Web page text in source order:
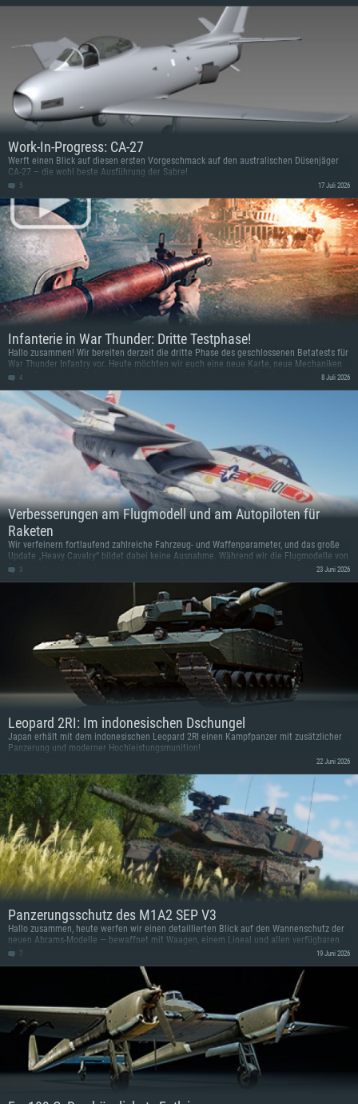
SYSTEMANFORDERUNGEN
Für PC
Für MAC
Für Linux
Work-In-Progress: CA-27
Werft einen Blick auf diesen ersten Vorgeschmack auf den australischen Düsenjäger
CA-27 – die wohl beste Ausführung der Sabre!
5 17 Juli 2026
Infanterie in War Thunder: Dritte Testphase!
Hallo zusammen! Wir bereiten derzeit die dritte Phase des geschlossenen Betatests für
War Thunder Infantry vor. Heute möchten wir euch eine neue Karte, neue Mechaniken
für groß angelegte Gefechte, Änderungen auf Grundlage eures Feedbacks sowie
4 8 Juli 2026
Verbesserungen am Flugmodell und am Autopiloten für
Raketen
Wir verfeinern fortlaufend zahlreiche Fahrzeug- und Waffenparameter, und das große
Update „Heavy Cavalry“ bildet dabei keine Ausnahme. Während wir die Flugmodelle von
Raketen angepasst haben, um sie besser an ihre realen Vorbilder anzugleichen, haben
3 23 Juni 2026
Leopard 2RI: Im indonesischen Dschungel
Japan erhält mit dem indonesischen Leopard 2RI einen Kampfpanzer mit zusätzlicher
Panzerung und moderner Hochleistungsmunition!
22 Juni 2026
Panzerungsschutz des M1A2 SEP V3
Hallo zusammen, heute werfen wir einen detaillierten Blick auf den Wannenschutz der
neuen Abrams-Modelle — bewaffnet mit Waagen, einem Lineal und allen verfügbaren
Daten, die uns vorliegen.
7 19 Juni 2026